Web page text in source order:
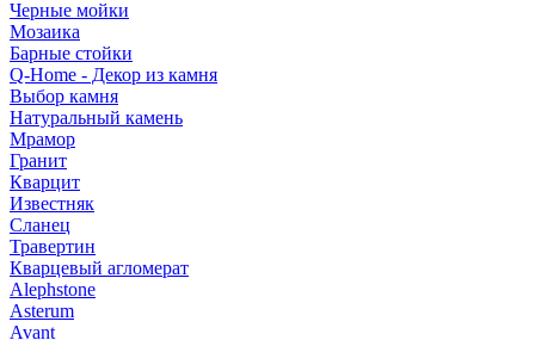
Черные мойки
Мозаика
Барные стойки
Q-Home - Декор из камня
Выбор камня
Натуральный камень
Мрамор
Гранит
Кварцит
Известняк
Сланец
Травертин
Кварцевый агломерат
Alephstone
Asterum
Avant